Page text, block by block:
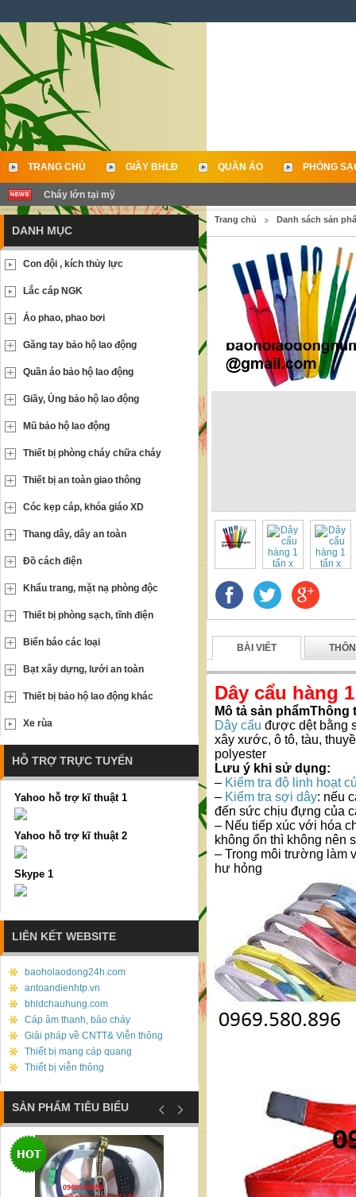
TRANG CHỦ GIẦY BHLĐ QUẦN ÁO PHÒNG
LIÊN HỆ
Cháy lớn tại mỹ
Trang chủ Danh sách sản
BÀI VIẾT
Dây cẩu hàng
Mô tả sản phẩmThông
Dây cẩu được dệt bằng
xây xước, ô tô, tàu,
polyester
Lưu ý khi sử dụng:
– Kiểm tra độ linh hoạt
– Kiểm tra sợi dây: nếu
đến sức chịu đựng của
– Nếu tiếp xúc với hóa
không ổn thì không nên
– Trong môi trường làm
hư hỏng
DANH MỤC
Con đội , kích thủy lực
Lắc cáp NGK
Áo phao, phao bơi
Găng tay bảo hộ lao động
Quần áo bảo hộ lao động
Giầy, Ủng bảo hộ lao động
Mũ bảo hộ lao động
Thiết bị phòng cháy chữa cháy
Thiết bị an toàn giao thông
Cóc kẹp cáp, khóa giáo XD
Thang dây, dây an toàn
Đồ cách điện
Khẩu trang, mặt nạ phòng độc
Thiết bị phòng sạch, tĩnh điện
Biển báo các loại
Bạt xây dựng, lưới an toàn
Thiết bị bảo hộ lao động khác
Xe rùa
HỖ TRỢ TRỰC TUYẾN
Yahoo hỗ trợ kĩ thuật 1
Yahoo hỗ trợ kĩ thuật 2
Skype 1
LIÊN KẾT WEBSITE
baoholaodong24h.com
antoandienhtp.vn
bhldchauhung.com
Cáp âm thanh, báo cháy
Giải pháp về CNTT& Viễn thông
Thiết bị mạng cáp quang
Thiết bị viễn thông
SẢN PHẨM TIÊU BIỂU